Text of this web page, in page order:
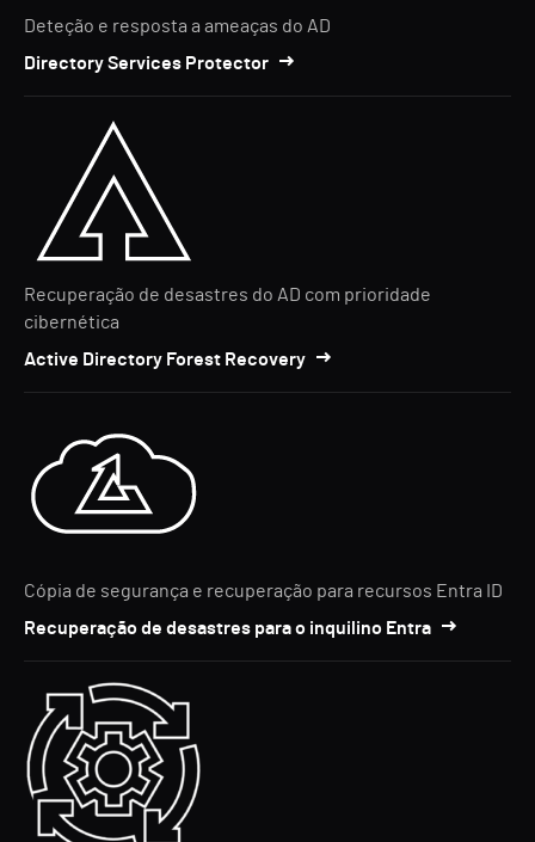
Deteção e resposta a ameaças do AD
Directory Services Protector
Recuperação de desastres do AD com prioridade
cibernética
Active Directory Forest Recovery
Cópia de segurança e recuperação para recursos Entra ID
Recuperação de desastres para o inquilino Entra